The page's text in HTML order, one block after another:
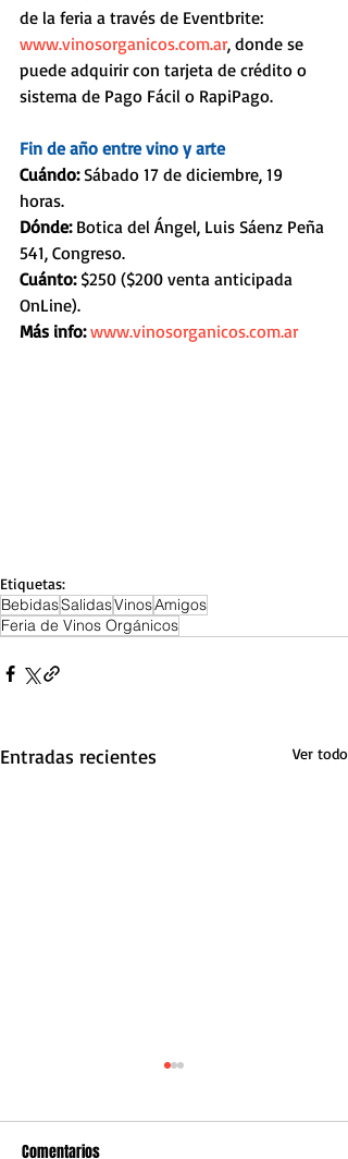
de la feria a través de Eventbrite:
www.vinosorganicos.com.ar, donde se
puede adquirir con tarjeta de crédito o
sistema de Pago Fácil o RapiPago.
Fin de año entre vino y arte
Cuándo: Sábado 17 de diciembre, 19
horas.
Dónde: Botica del Ángel, Luis Sáenz Peña
541, Congreso.
Cuánto: $250 ($200 venta anticipada
OnLine).
Más info: www.vinosorganicos.com.ar
Etiquetas:
BebidasSalidasVinosAmigos
Feria de Vinos Orgánicos
Entradas recientes Ver todo
Comentarios